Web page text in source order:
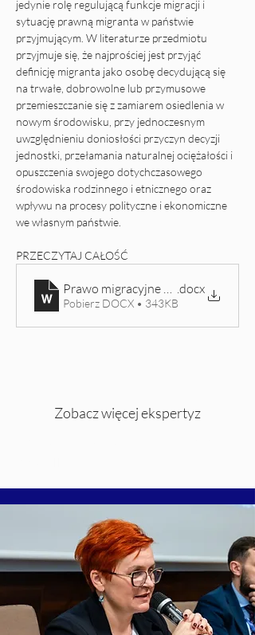
jedynie rolę regulującą funkcje migracji i
sytuację prawną migranta w państwie
przyjmującym. W literaturze przedmiotu
przyjmuje się, że najprościej jest przyjąć
definicję migranta jako osobę decydującą się
na trwałe, dobrowolne lub przymusowe
przemieszczanie się z zamiarem osiedlenia w
nowym środowisku, przy jednoczesnym
uwzględnieniu doniosłości przyczyn decyzji
jednostki, przełamania naturalnej ociężałości i
opuszczenia swojego dotychczasowego
środowiska rodzinnego i etnicznego oraz
wpływu na procesy polityczne i ekonomiczne
we własnym państwie.
PRZECZYTAJ CAŁOŚĆ
Prawo migracyjne w prawie
.docx
Pobierz DOCX • 343KB
Zobacz więcej ekspertyz